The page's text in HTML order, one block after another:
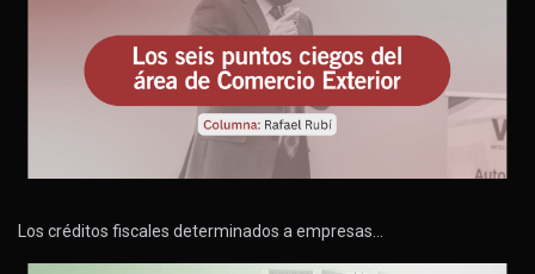
Los créditos fiscales determinados a empresas…